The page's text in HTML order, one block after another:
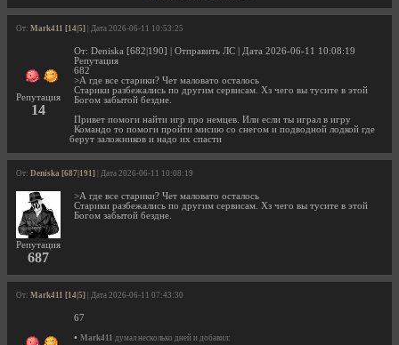
От: Mark411 [14|5] | Дата 2026-06-11 10:53:25
Репутация
14
От: Deniska [682|190] | Отправить ЛС | Дата 2026-06-11 10:08:19
Репутация
682
>А где все старики? Чет маловато осталось
Старики разбежались по другим сервисам. Хз чего вы тусите в этой
Богом забытой бездне.
Привет помоги найти игр про немцев. Или если ты играл в игру
Командо то помоги пройти мисию со снегом и подводной лодкой где
берут заложников и надо их спасти
От: Deniska [687|191] | Дата 2026-06-11 10:08:19
Репутация
687
>А где все старики? Чет маловато осталось
Старики разбежались по другим сервисам. Хз чего вы тусите в этой
Богом забытой бездне.
От: Mark411 [14|5] | Дата 2026-06-11 07:43:30
67
• Mark411 думал несколько дней и добавил: